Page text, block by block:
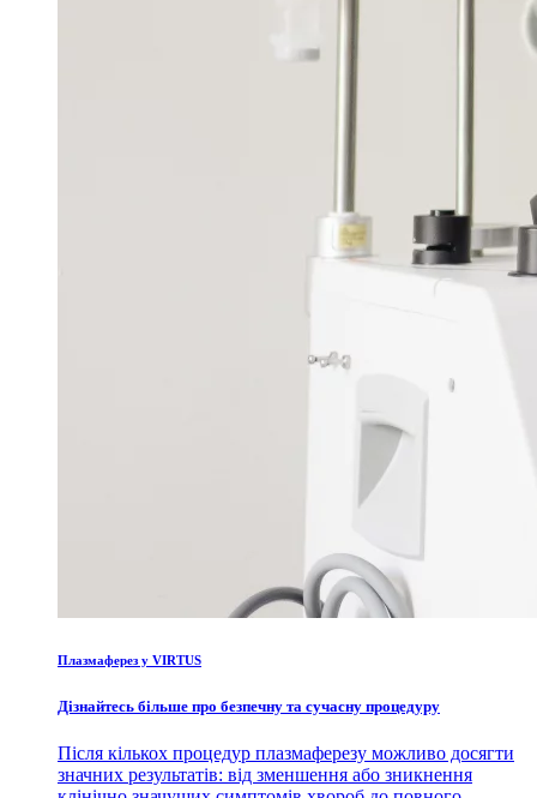
Плазмаферез у VIRTUS
Дізнайтесь більше про безпечну та сучасну процедуру
Після кількох процедур плазмаферезу можливо досягти
значних результатів: від зменшення або зникнення